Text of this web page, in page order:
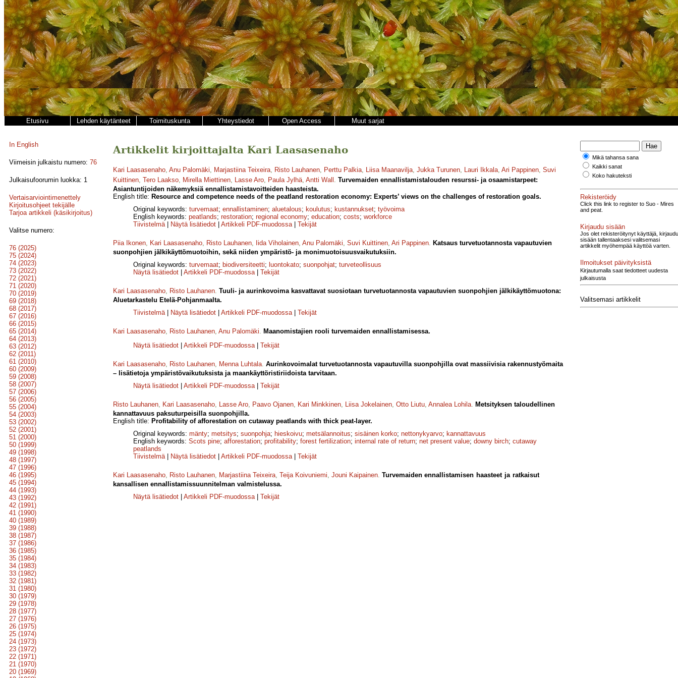
Etusivu Lehden käytänteet Toimituskunta Yhteystiedot Open Access Muut sarjat
In English
Viimeisin julkaistu numero: 76
Julkaisufoorumin luokka: 1
Vertaisarviointimenettely
Kirjoitusohjeet tekijälle
Tarjoa artikkeli (käsikirjoitus)
Valitse numero:
76 (2025)
75 (2024)
74 (2023)
73 (2022)
72 (2021)
71 (2020)
70 (2019)
69 (2018)
68 (2017)
67 (2016)
66 (2015)
65 (2014)
64 (2013)
63 (2012)
62 (2011)
61 (2010)
60 (2009)
59 (2008)
58 (2007)
57 (2006)
56 (2005)
55 (2004)
54 (2003)
53 (2002)
52 (2001)
51 (2000)
50 (1999)
49 (1998)
48 (1997)
47 (1996)
46 (1995)
45 (1994)
44 (1993)
43 (1992)
42 (1991)
41 (1990)
40 (1989)
39 (1988)
38 (1987)
37 (1986)
36 (1985)
35 (1984)
34 (1983)
33 (1982)
32 (1981)
31 (1980)
30 (1979)
29 (1978)
28 (1977)
27 (1976)
26 (1975)
25 (1974)
24 (1973)
23 (1972)
22 (1971)
21 (1970)
20 (1969)
Artikkelit kirjoittajalta Kari Laasasenaho
Kari Laasasenaho, Anu Palomäki, Marjastiina Teixeira, Risto Lauhanen, Perttu Palkia, Liisa Maanavilja, Jukka Turunen, Lauri Ikkala, Ari Pappinen, Suvi
Kuittinen, Tero Laakso, Mirella Miettinen, Lasse Aro, Paula Jylhä, Antti Wall . Turvemaiden ennallistamistalouden resurssi- ja osaamistarpeet:
Asiantuntijoiden näkemyksiä ennallistamistavoitteiden haasteista.
English title: Resource and competence needs of the peatland restoration economy: Experts’ views on the challenges of restoration goals.
Original keywords: turvemaat; ennallistaminen; aluetalous; koulutus; kustannukset; työvoima
English keywords: peatlands; restoration; regional economy; education; costs; workforce
Tiivistelmä| Näytä lisätiedot Artikkeli PDF-muodossa| Tekijät
Piia Ikonen, Kari Laasasenaho, Risto Lauhanen, Iida Viholainen, Anu Palomäki, Suvi Kuittinen, Ari Pappinen. Katsaus turvetuotannosta vapautuvien
suonpohjien jälkikäyttömuotoihin, sekä niiden ympäristö- ja monimuotoisuusvaikutuksiin.
Original keywords: turvemaat; biodiversiteetti; luontokato; suonpohjat; turveteollisuus
Näytä lisätiedot
Artikkeli PDF-muodossa| Tekijät
Kari Laasasenaho, Risto Lauhanen. Tuuli- ja aurinkovoima kasvattavat suosiotaan turvetuotannosta vapautuvien suonpohjien jälki­käyttömuotona:
Aluetarkastelu Etelä-Pohjanmaalta.
Tiivistelmä| Näytä lisätiedot Artikkeli PDF-muodossa| Tekijät
Kari Laasasenaho, Risto Lauhanen, Anu Palomäki. Maanomistajien rooli turvemaiden ennallistamisessa.
Näytä lisätiedot
Artikkeli PDF-muodossa| Tekijät
Kari Laasasenaho, Risto Lauhanen, Menna Luhtala. Aurinkovoimalat turvetuotannosta vapautuvilla suonpohjilla ovat massiivisia rakennustyömaita
– lisätietoja ympäristövaikutuksista ja maankäyttöristiriidoista tarvitaan.
Näytä lisätiedot
Artikkeli PDF-muodossa| Tekijät
Risto Lauhanen, Kari Laasasenaho, Lasse Aro, Paavo Ojanen, Kari Minkkinen, Liisa Jokelainen, Otto Liutu, Annalea Lohila. Metsityksen taloudellinen
kannattavuus paksuturpeisilla suonpohjilla.
English title: Profitability of afforestation on cutaway peatlands with thick peat-layer.
Original keywords: mänty; metsitys; suonpohja; hieskoivu; metsälannoitus; sisäinen korko; netto­nykyarvo; kannattavuus
English keywords: Scots pine; afforestation; profitability; forest fertilization; internal rate of return; net present value; downy birch; cutaway
peatlands
Tiivistelmä| Näytä lisätiedot Artikkeli PDF-muodossa| Tekijät
Kari Laasasenaho, Risto Lauhanen, Marjastiina Teixeira, Teija Koivuniemi, Jouni Kaipainen. Turvemaiden ennallistamisen haasteet ja ratkaisut
kansallisen ennallistamissuunnitelman valmistelussa.
Näytä lisätiedot
Artikkeli PDF-muodossa| Tekijät
Mikä tahansa sana
Kaikki sanat
Koko hakuteksti
Rekisteröidy
Click this link to register to Suo - Mires
and peat.
Kirjaudu sisään
Jos olet rekisteröitynyt käyttäjä, kirjaudu
sisään tallentaaksesi valitsemasi
artikkelit myöhempää käyttöä varten.
Ilmoitukset päivityksistä
Kirjautumalla saat tiedotteet uudesta
julkaisusta
Valitsemasi artikkelit